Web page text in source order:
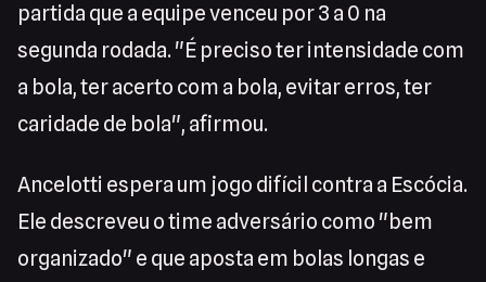
partida que a equipe venceu por 3 a 0 na
segunda rodada. "É preciso ter intensidade com
a bola, ter acerto com a bola, evitar erros, ter
caridade de bola", afirmou.
Ancelotti espera um jogo difícil contra a Escócia.
Ele descreveu o time adversário como "bem
organizado" e que aposta em bolas longas e